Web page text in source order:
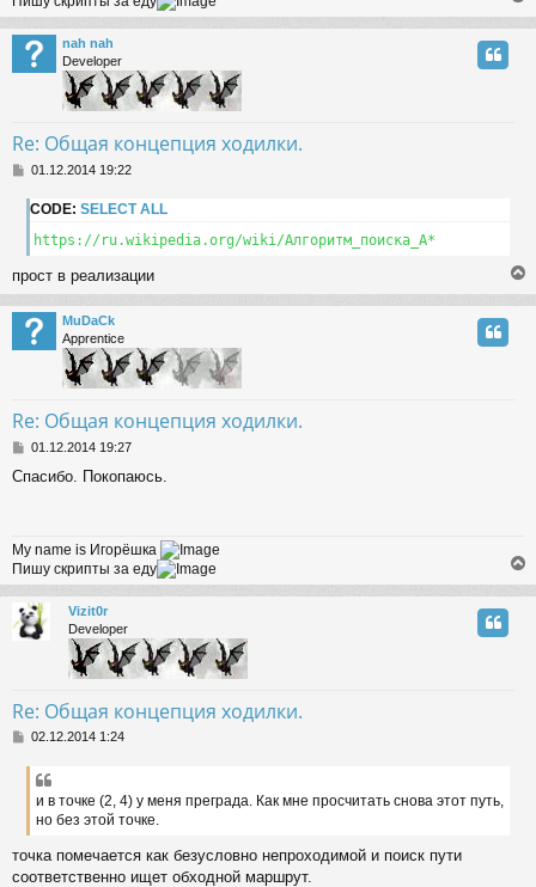
o
p
nah nah
Developer
Re: Общая концепция ходилки.
P
s
01.12.2014 19:22
CODE: SELECT ALL
https://ru.wikipedia.org/wiki/Алгоритм_поиска_A*
прост в реализации
o
p
MuDaCk
Apprentice
Re: Общая концепция ходилки.
P
s
01.12.2014 19:27
Спасибо. Покопаюсь.
My name is Игорёшка
Пишу скрипты за еду
o
p
Vizit0r
Developer
Re: Общая концепция ходилки.
P02.12.2014 1:24
и в точке (2, 4) у меня преграда. Как мне просчитать снова этот путь,
но без этой точке.
точка помечается как безусловно непроходимой и поиск пути
соответственно ищет обходной маршрут.